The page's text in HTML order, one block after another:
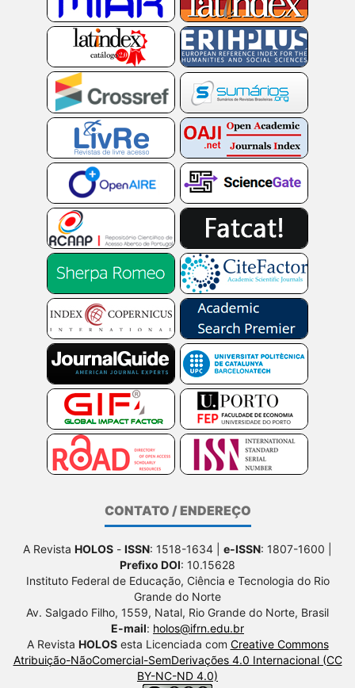
CONTATO / ENDEREÇO
A Revista HOLOS - ISSN: 1518-1634 | e-ISSN: 1807-1600 |
Prefixo DOI: 10.15628
Instituto Federal de Educação, Ciência e Tecnologia do Rio
Grande do Norte
Av. Salgado Filho, 1559, Natal, Rio Grande do Norte, Brasil
E-mail: holos@ifrn.edu.br
A Revista HOLOSesta Licenciada com Creative Commons
Atribuição-NãoComercial-SemDerivações 4.0 Internacional (CC
BY-NC-ND 4.0)